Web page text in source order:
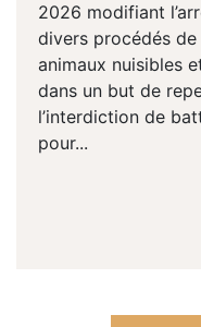
2026 modifiant
divers procédés
animaux nuisibles
dans un but de
l’interdiction de
pour...